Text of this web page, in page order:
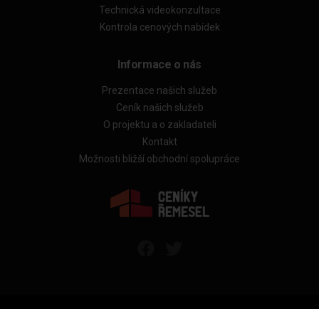
Technická videokonzultace
Kontrola cenových nabídek
Informace o nás
Prezentace našich služeb
Ceník našich služeb
O projektu a o zakladateli
Kontakt
Možnosti bližší obchodní spolupráce